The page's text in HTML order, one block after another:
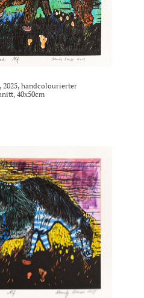
2025, handcolourierter
40x50cm